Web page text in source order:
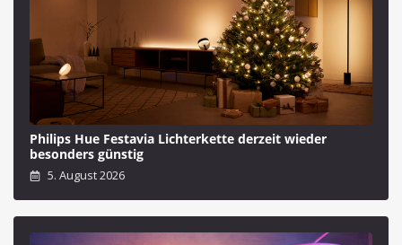
Philips Hue Festavia Lichterkette derzeit wieder
besonders günstig
5. August 2026